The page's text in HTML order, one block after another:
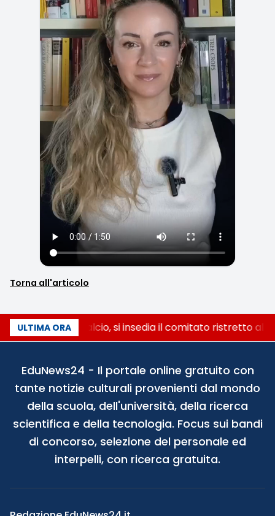
Torna all'articolo
ULTIMA ORA
Riforma del calcio, si insedia il comitato ristretto al
EduNews24 - Il portale online gratuito con
tante notizie culturali provenienti dal mondo
della scuola, dell'università, della ricerca
scientifica e della tecnologia. Focus sui bandi
di concorso, selezione del personale ed
interpelli, con ricerca gratuita.